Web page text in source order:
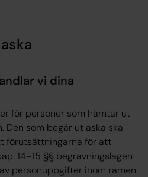
vi dina
för personer som hämtar ut
Den som begär ut aska ska
förutsättningarna för att
14–15 §§ begravningslagen
personuppgifter inom ramen